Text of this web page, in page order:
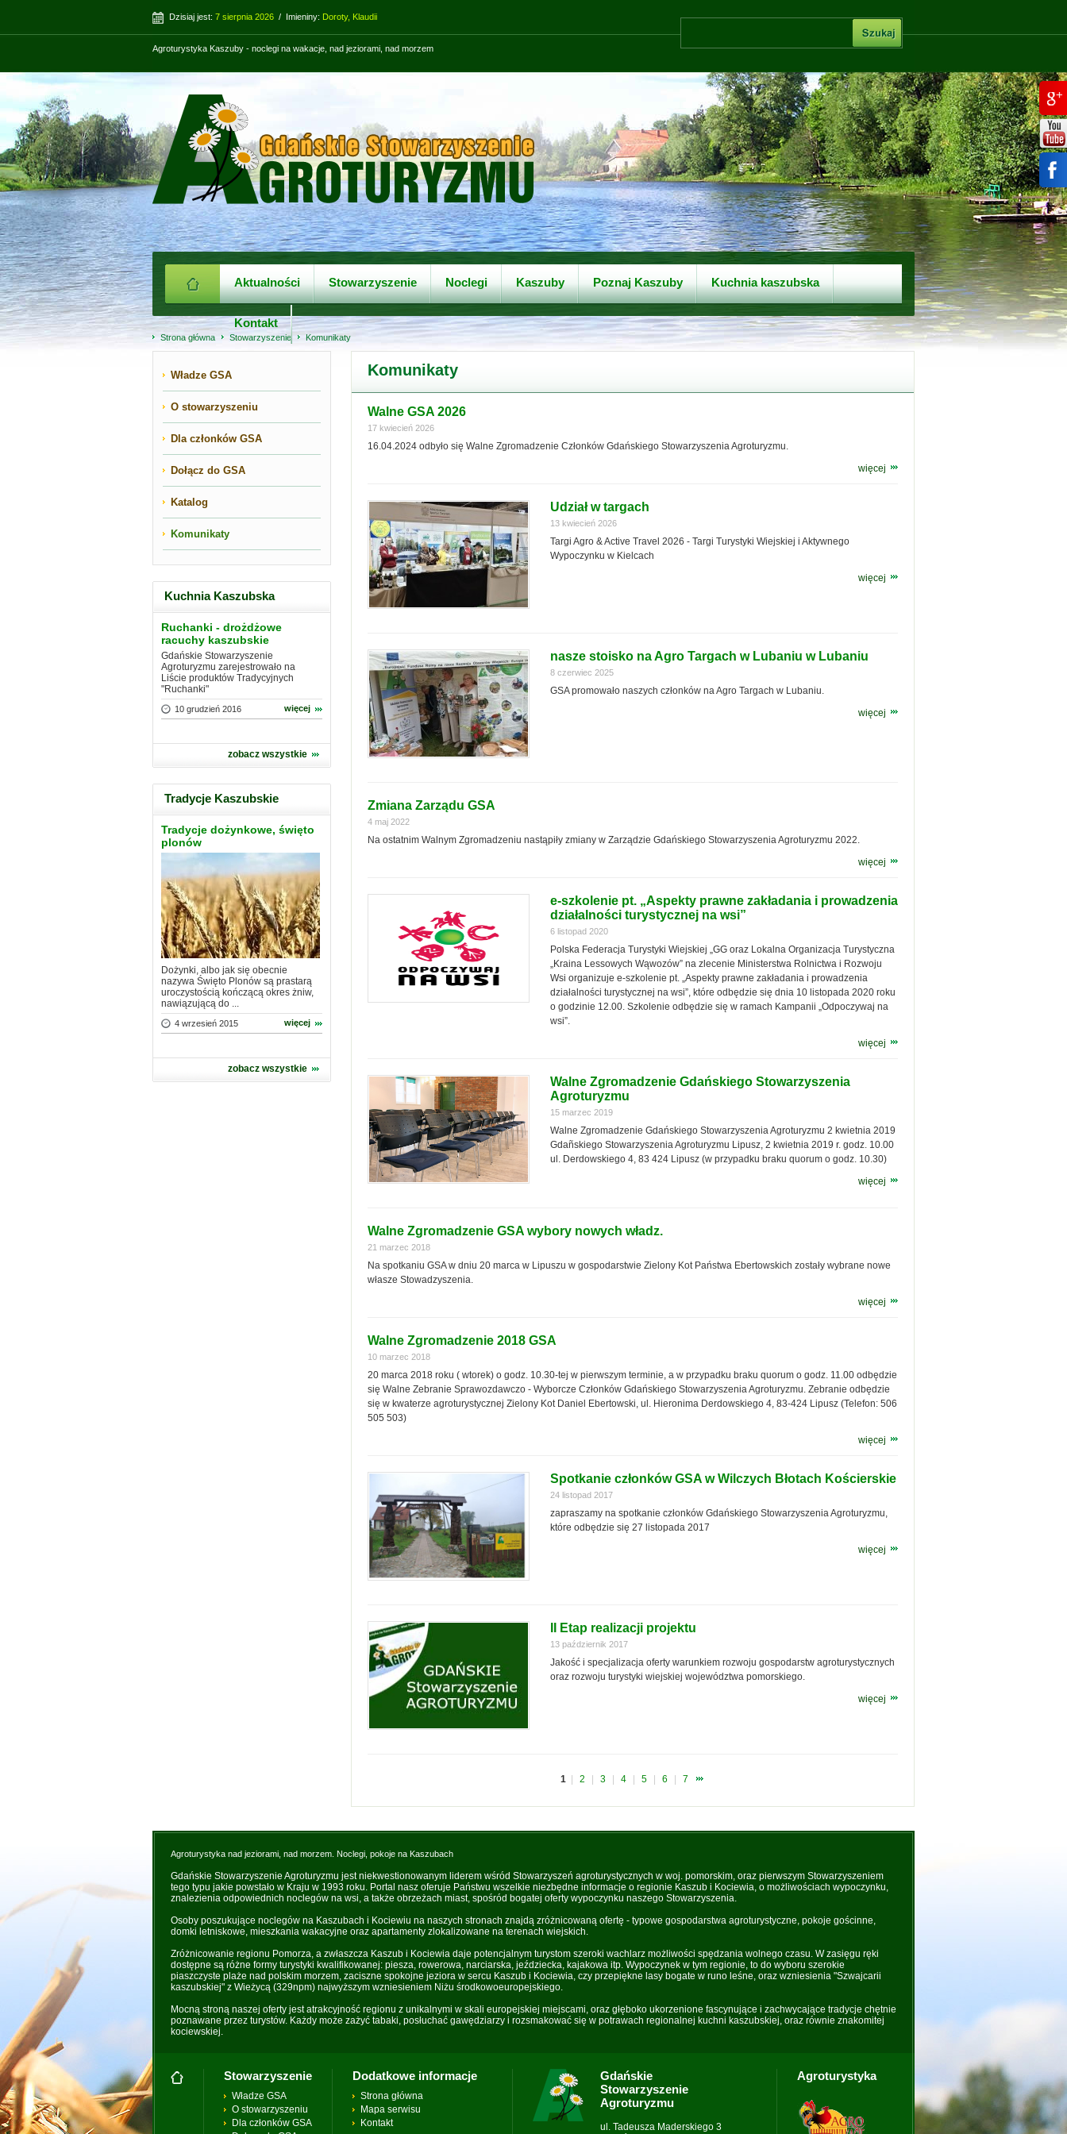
Dzisiaj jest: 7 sierpnia 2026 / Imieniny: Doroty, Klaudii
Agroturystyka Kaszuby - noclegi na wakacje, nad jeziorami, nad morzem
Aktualności Stowarzyszenie Noclegi Kaszuby Poznaj Kaszuby Kuchnia kaszubska
Kontakt
Strona główna Stowarzyszenie Komunikaty
Władze GSA
O stowarzyszeniu
Dla członków GSA
Dołącz do GSA
Katalog
Komunikaty
Kuchnia Kaszubska
Ruchanki - drożdżowe
racuchy kaszubskie
Gdańskie Stowarzyszenie
Agroturyzmu zarejestrowało na
Liście produktów Tradycyjnych
"Ruchanki"
10 grudzień 2016 więcej
zobacz wszystkie
Tradycje Kaszubskie
Tradycje dożynkowe, święto
plonów
Dożynki, albo jak się obecnie
nazywa Święto Plonów są prastarą
uroczystością kończącą okres żniw,
nawiązującą do ...
4 wrzesień 2015 więcej
zobacz wszystkie
Komunikaty
Walne GSA 2026
17 kwiecień 2026
16.04.2024 odbyło się Walne Zgromadzenie Członków Gdańskiego Stowarzyszenia Agroturyzmu.
więcej
Udział w targach
13 kwiecień 2026
Targi Agro & Active Travel 2026 - Targi Turystyki Wiejskiej i Aktywnego
Wypoczynku w Kielcach
więcej
nasze stoisko na Agro Targach w Lubaniu w Lubaniu
8 czerwiec 2025
GSA promowało naszych członków na Agro Targach w Lubaniu.
więcej
Zmiana Zarządu GSA
4 maj 2022
Na ostatnim Walnym Zgromadzeniu nastąpiły zmiany w Zarządzie Gdańskiego Stowarzyszenia Agroturyzmu 2022.
więcej
e-szkolenie pt. „Aspekty prawne zakładania i prowadzenia
działalności turystycznej na wsi”
6 listopad 2020
Polska Federacja Turystyki Wiejskiej „GG oraz Lokalna Organizacja Turystyczna
„Kraina Lessowych Wąwozów” na zlecenie Ministerstwa Rolnictwa i Rozwoju
Wsi organizuje e-szkolenie pt. „Aspekty prawne zakładania i prowadzenia
działalności turystycznej na wsi”, które odbędzie się dnia 10 listopada 2020 roku
o godzinie 12.00. Szkolenie odbędzie się w ramach Kampanii „Odpoczywaj na
wsi”.
więcej
Walne Zgromadzenie Gdańskiego Stowarzyszenia
Agroturyzmu
15 marzec 2019
Walne Zgromadzenie Gdańskiego Stowarzyszenia Agroturyzmu 2 kwietnia 2019
Gdañskiego Stowarzyszenia Agroturyzmu Lipusz, 2 kwietnia 2019 r. godz. 10.00
ul. Derdowskiego 4, 83 424 Lipusz (w przypadku braku quorum o godz. 10.30)
więcej
Walne Zgromadzenie GSA wybory nowych władz.
21 marzec 2018
Na spotkaniu GSA w dniu 20 marca w Lipuszu w gospodarstwie Zielony Kot Państwa Ebertowskich zostały wybrane nowe
własze Stowadzyszenia.
więcej
Walne Zgromadzenie 2018 GSA
10 marzec 2018
20 marca 2018 roku ( wtorek) o godz. 10.30-tej w pierwszym terminie, a w przypadku braku quorum o godz. 11.00 odbędzie
się Walne Zebranie Sprawozdawczo - Wyborcze Członków Gdańskiego Stowarzyszenia Agroturyzmu. Zebranie odbędzie
się w kwaterze agroturystycznej Zielony Kot Daniel Ebertowski, ul. Hieronima Derdowskiego 4, 83-424 Lipusz (Telefon: 506
505 503)
więcej
Spotkanie członków GSA w Wilczych Błotach Kościerskie
24 listopad 2017
zapraszamy na spotkanie członków Gdańskiego Stowarzyszenia Agroturyzmu,
które odbędzie się 27 listopada 2017
więcej
II Etap realizacji projektu
13 październik 2017
Jakość i specjalizacja oferty warunkiem rozwoju gospodarstw agroturystycznych
oraz rozwoju turystyki wiejskiej województwa pomorskiego.
więcej
1 2 3 4 5 6 7
Agroturystyka nad jeziorami, nad morzem. Noclegi, pokoje na Kaszubach
Gdańskie Stowarzyszenie Agroturyzmu jest niekwestionowanym liderem wśród Stowarzyszeń agroturystycznych w woj. pomorskim, oraz pierwszym Stowarzyszeniem
tego typu jakie powstało w Kraju w 1993 roku. Portal nasz oferuje Państwu wszelkie niezbędne informacje o regionie Kaszub i Kociewia, o możliwościach wypoczynku,
znalezienia odpowiednich noclegów na wsi, a także obrzeżach miast, spośród bogatej oferty wypoczynku naszego Stowarzyszenia.
Osoby poszukujące noclegów na Kaszubach i Kociewiu na naszych stronach znajdą zróżnicowaną ofertę - typowe gospodarstwa agroturystyczne, pokoje gościnne,
domki letniskowe, mieszkania wakacyjne oraz apartamenty zlokalizowane na terenach wiejskich.
Zróżnicowanie regionu Pomorza, a zwłaszcza Kaszub i Kociewia daje potencjalnym turystom szeroki wachlarz możliwości spędzania wolnego czasu. W zasięgu ręki
dostępne są różne formy turystyki kwalifikowanej: piesza, rowerowa, narciarska, jeździecka, kajakowa itp. Wypoczynek w tym regionie, to do wyboru szerokie
piaszczyste plaże nad polskim morzem, zaciszne spokojne jeziora w sercu Kaszub i Kociewia, czy przepiękne lasy bogate w runo leśne, oraz wzniesienia "Szwajcarii
kaszubskiej" z Wieżycą (329npm) najwyższym wzniesieniem Niżu środkowoeuropejskiego.
Mocną stroną naszej oferty jest atrakcyjność regionu z unikalnymi w skali europejskiej miejscami, oraz głęboko ukorzenione fascynujące i zachwycające tradycje chętnie
poznawane przez turystów. Każdy może zażyć tabaki, posłuchać gawędziarzy i rozsmakować się w potrawach regionalnej kuchni kaszubskiej, oraz równie znakomitej
kociewskiej.
Stowarzyszenie
Władze GSA
O stowarzyszeniu
Dla członków GSA
Dodatkowe informacje
Strona główna
Mapa serwisu
Kontakt
Agroturystyka
Gdańskie
Stowarzyszenie
Agroturyzmu
ul. Tadeusza Maderskiego 3